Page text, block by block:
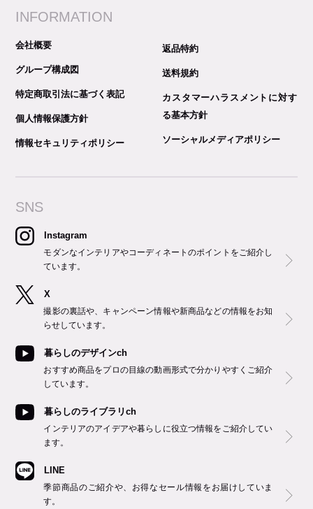
INFORMATION
会社概要
グループ構成図
特定商取引法に基づく表記
個人情報保護方針
情報セキュリティポリシー
返品特約
送料規約
カスタマーハラスメントに対す
る基本方針
ソーシャルメディアポリシー
SNS
Instagram
モダンなインテリアやコーディネートのポイントをご紹介し
ています。
X
撮影の裏話や、キャンペーン情報や新商品などの情報をお知
らせしています。
暮らしのデザインch
おすすめ商品をプロの目線の動画形式で分かりやすくご紹介
しています。
暮らしのライブラリch
インテリアのアイデアや暮らしに役立つ情報をご紹介してい
ます。
LINE
季節商品のご紹介や、お得なセール情報をお届けしていま
す。